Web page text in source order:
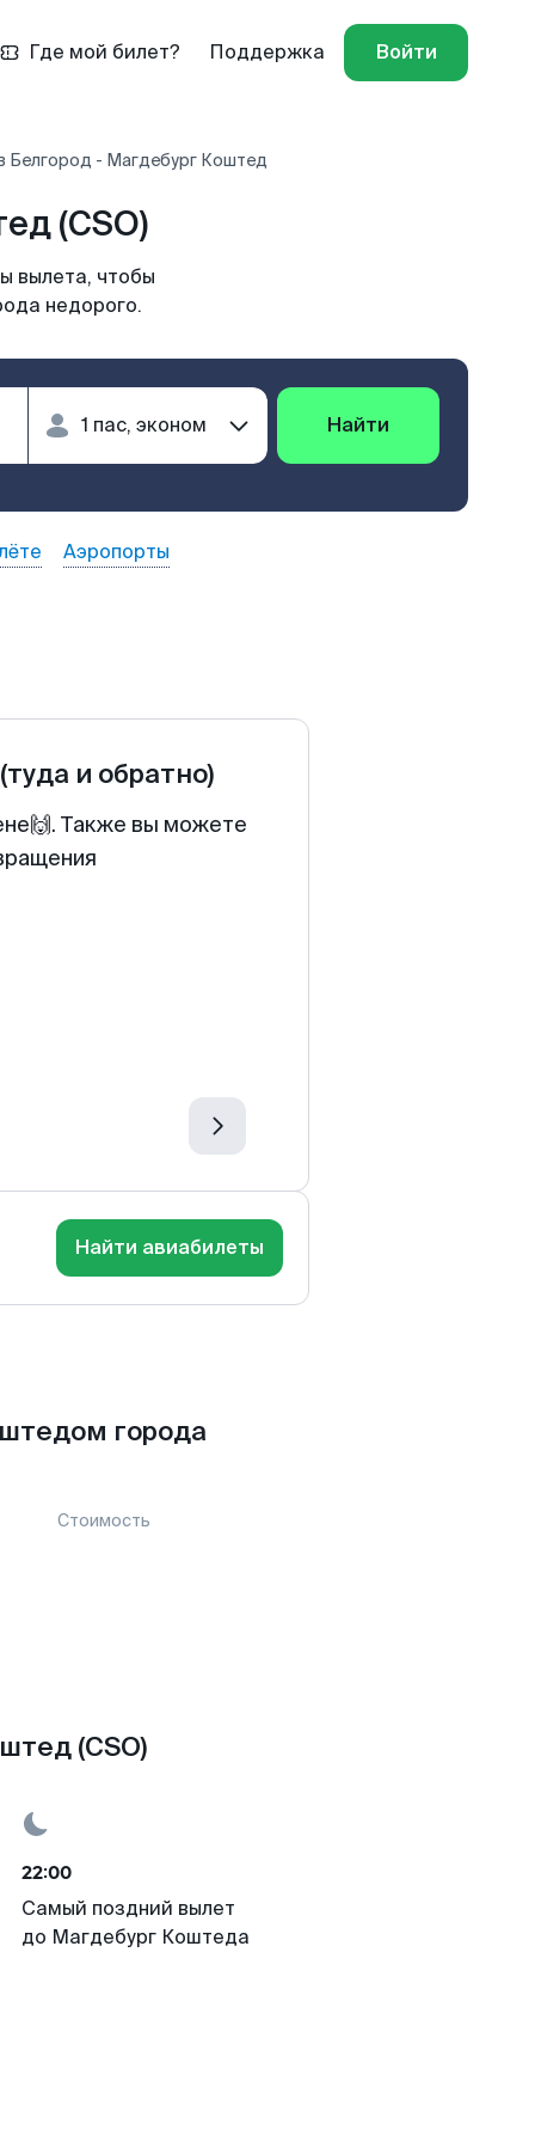
Где мой билет? Поддержка Войти
Белгород - Магдебург Коштед
(CSO)
вылета, чтобы
недорого.
Найти
Аэропорты
(туда и обратно)
Также вы можете
Найти авиабилеты
города
Стоимость
(CSO)
22:00
Самый поздний вылет
до Магдебург Коштеда